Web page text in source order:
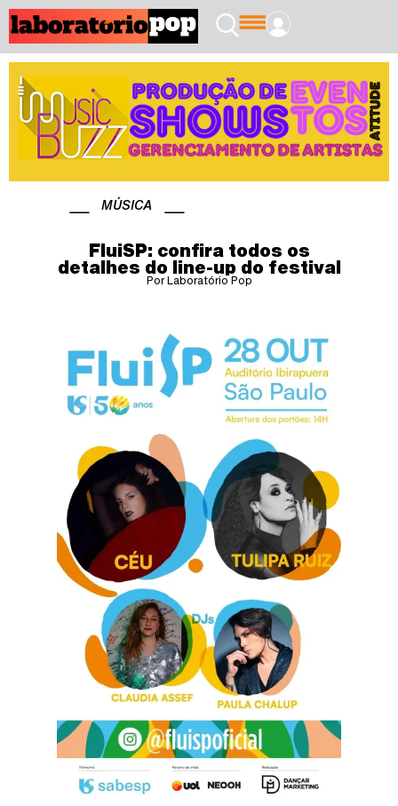
MÚSICA
FluiSP: confira todos os
detalhes do line-up do festival
Por Laboratório Pop